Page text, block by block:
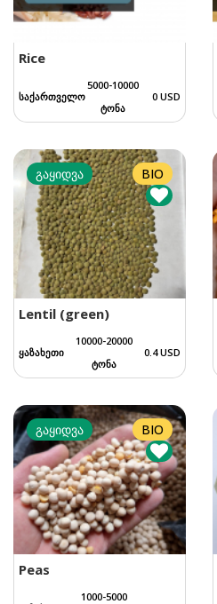
Rice
საქართველო
5000-10000
ტონა
0 USD
გაყიდვა BIO
Lentil (green)
ყაზახეთი
10000-20000
ტონა
0.4 USD
გაყიდვა BIO
Peas
1000-5000